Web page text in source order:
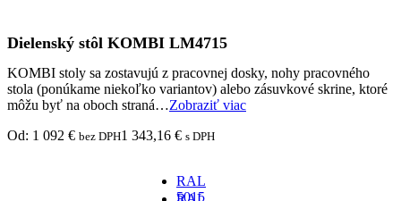
Dielenský stôl KOMBI LM4715
KOMBI stoly sa zostavujú z pracovnej dosky, nohy pracovného
stola (ponúkame niekoľko variantov) alebo zásuvkové skrine, ktoré
môžu byť na oboch straná…Zobraziť viac
Od: 1 092 € bez DPH1 343,16 € s DPH
RAL
5015